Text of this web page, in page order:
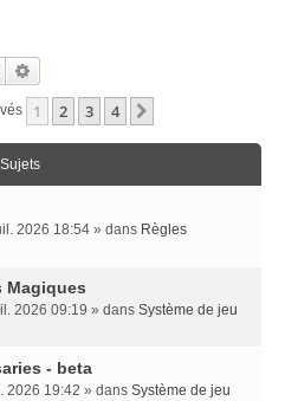
Rechercher
1 2 3 4
Sujets
2026 18:54 » dans Règles
Magiques
2026 09:19 » dans Système de jeu
- beta
2026 19:42 » dans Système de jeu